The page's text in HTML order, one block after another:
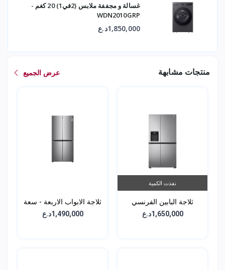
غسالة و مجففة ملابس (2في1) 20 كغم -
WDN2010GRP
1,850,000د.ع
منتجات مشابهة عرض الجميع
نفذت الكمية
ثلاجة البابين الفرنسي
1,650,000د.ع
ثلاجة الابواب الاربعة - سعة
1,490,000د.ع